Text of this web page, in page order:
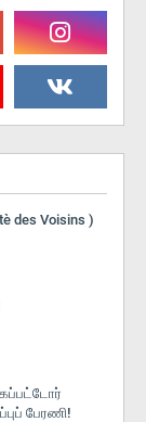
des Voisins )
பேரணி!